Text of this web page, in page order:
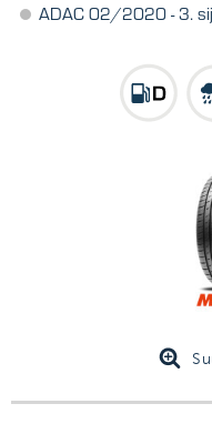
ADAC 02/2020 - 3.